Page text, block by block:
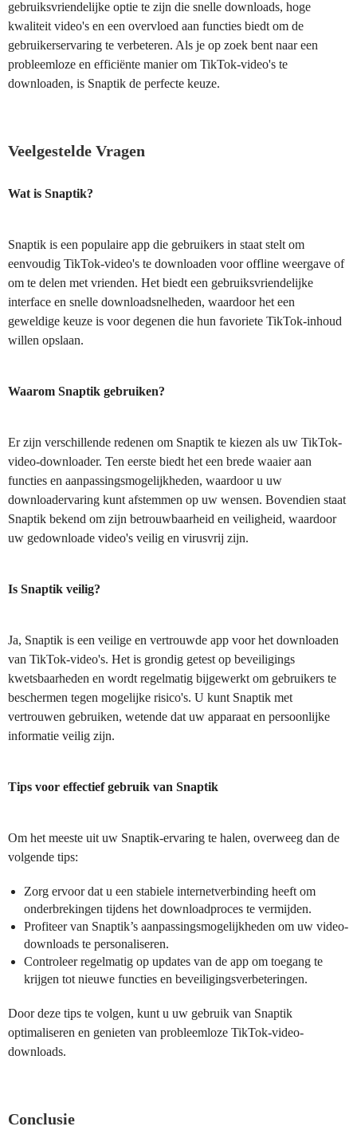
gebruiksvriendelijke optie te zijn die snelle downloads, hoge
kwaliteit video's en een overvloed aan functies biedt om de
gebruikerservaring te verbeteren. Als je op zoek bent naar een
probleemloze en efficiënte manier om TikTok-video's te
downloaden, is Snaptik de perfecte keuze.
Veelgestelde Vragen
Wat is Snaptik?
Snaptik is een populaire app die gebruikers in staat stelt om
eenvoudig TikTok-video's te downloaden voor offline weergave of
om te delen met vrienden. Het biedt een gebruiksvriendelijke
interface en snelle downloadsnelheden, waardoor het een
geweldige keuze is voor degenen die hun favoriete TikTok-inhoud
willen opslaan.
Waarom Snaptik gebruiken?
Er zijn verschillende redenen om Snaptik te kiezen als uw TikTok-
video-downloader. Ten eerste biedt het een brede waaier aan
functies en aanpassingsmogelijkheden, waardoor u uw
downloadervaring kunt afstemmen op uw wensen. Bovendien staat
Snaptik bekend om zijn betrouwbaarheid en veiligheid, waardoor
uw gedownloade video's veilig en virusvrij zijn.
Is Snaptik veilig?
Ja, Snaptik is een veilige en vertrouwde app voor het downloaden
van TikTok-video's. Het is grondig getest op beveiligings
kwetsbaarheden en wordt regelmatig bijgewerkt om gebruikers te
beschermen tegen mogelijke risico's. U kunt Snaptik met
vertrouwen gebruiken, wetende dat uw apparaat en persoonlijke
informatie veilig zijn.
Tips voor effectief gebruik van Snaptik
Om het meeste uit uw Snaptik-ervaring te halen, overweeg dan de
volgende tips:
Zorg ervoor dat u een stabiele internetverbinding heeft om
onderbrekingen tijdens het downloadproces te vermijden.
Profiteer van Snaptik’s aanpassingsmogelijkheden om uw video-
downloads te personaliseren.
Controleer regelmatig op updates van de app om toegang te
krijgen tot nieuwe functies en beveiligingsverbeteringen.
Door deze tips te volgen, kunt u uw gebruik van Snaptik
optimaliseren en genieten van probleemloze TikTok-video-
downloads.
Conclusie